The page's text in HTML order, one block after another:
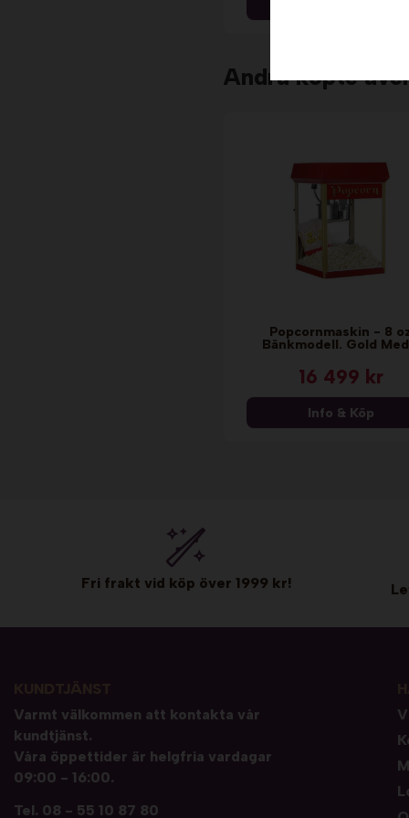
Andra köpte
Popcornmaskin - 8
Bänkmodell. Gold
16 499 kr
Info & Köp
Fri frakt vid köp över 1999 kr!
Varmt välkommen att kontakta vår
kundtjänst.
Våra öppettider är helgfria vardagar
09:00 - 16:00.
Tel. 08 - 55 10 87 80